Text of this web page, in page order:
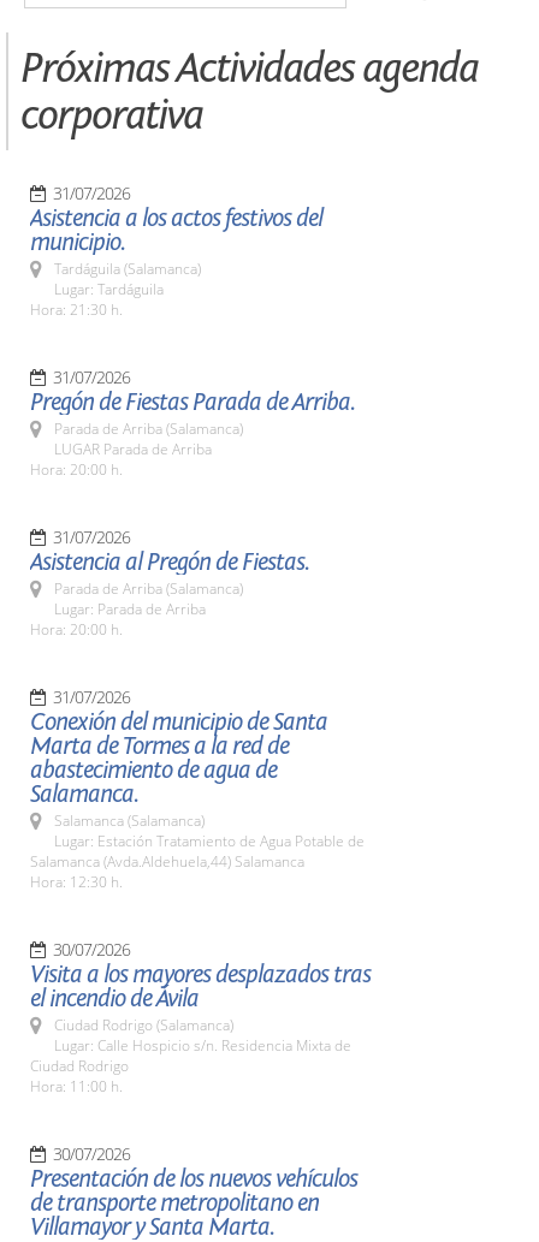
Próximas Actividades agenda
corporativa
31/07/2026
Asistencia a los actos festivos del
municipio.
Tardáguila (Salamanca)
Lugar: Tardáguila
Hora: 21:30 h.
31/07/2026
Pregón de Fiestas Parada de Arriba.
Parada de Arriba (Salamanca)
LUGAR Parada de Arriba
Hora: 20:00 h.
31/07/2026
Asistencia al Pregón de Fiestas.
Parada de Arriba (Salamanca)
Lugar: Parada de Arriba
Hora: 20:00 h.
31/07/2026
Conexión del municipio de Santa
Marta de Tormes a la red de
abastecimiento de agua de
Salamanca.
Salamanca (Salamanca)
Lugar: Estación Tratamiento de Agua Potable de
Salamanca (Avda.Aldehuela,44) Salamanca
Hora: 12:30 h.
30/07/2026
Visita a los mayores desplazados tras
el incendio de Ávila
Ciudad Rodrigo (Salamanca)
Lugar: Calle Hospicio s/n. Residencia Mixta de
Ciudad Rodrigo
Hora: 11:00 h.
30/07/2026
Presentación de los nuevos vehículos
de transporte metropolitano en
Villamayor y Santa Marta.